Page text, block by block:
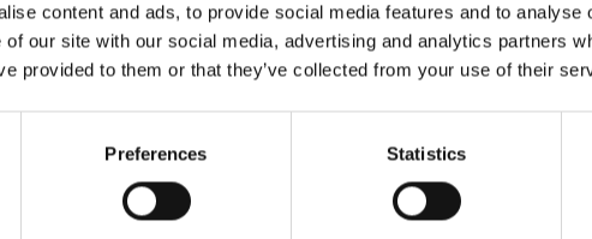
content and ads, to provide social media features and to analyse
of our site with our social media, advertising and analytics partners
provided to them or that they’ve collected from your use of their
Preferences Statistics